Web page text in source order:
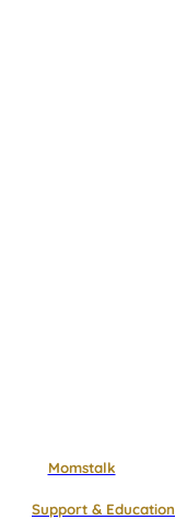
Momstalk
Support & Education